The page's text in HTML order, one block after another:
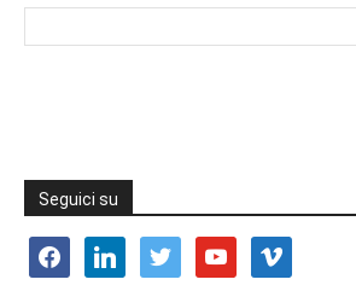
Seguici su
facebooklinkedin twitter youtube vimeo